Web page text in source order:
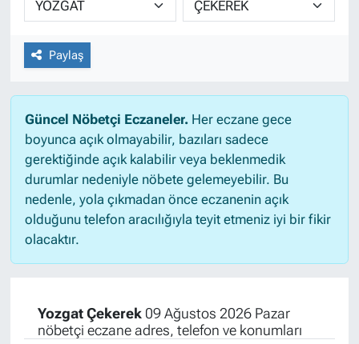
Paylaş
Güncel Nöbetçi Eczaneler.Her eczane gece
boyunca açık olmayabilir, bazıları sadece
gerektiğinde açık kalabilir veya beklenmedik
durumlar nedeniyle nöbete gelemeyebilir. Bu
nedenle, yola çıkmadan önce eczanenin açık
olduğunu telefon aracılığıyla teyit etmeniz iyi bir fikir
olacaktır.
Yozgat Çekerek09 Ağustos 2026 Pazar
nöbetçi eczane adres, telefon ve konumları